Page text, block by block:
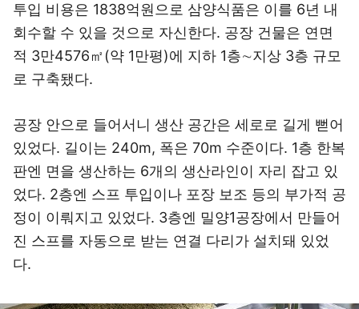
투입 비용은 1838억원으로 삼양식품은 이를 6년 내
회수할 수 있을 것으로 자신한다. 공장 건물은 연면
적 3만4576㎡(약 1만평)에 지하 1층∼지상 3층 규모
로 구축됐다.
공장 안으로 들어서니 생산 공간은 세로로 길게 뻗어
있었다. 길이는 240m, 폭은 70m 수준이다. 1층 한복
판엔 면을 생산하는 6개의 생산라인이 자리 잡고 있
었다. 2층엔 스프 투입이나 포장 보조 등의 부가적 공
정이 이뤄지고 있었다. 3층엔 밀양1공장에서 만들어
진 스프를 자동으로 받는 연결 다리가 설치돼 있었
다.